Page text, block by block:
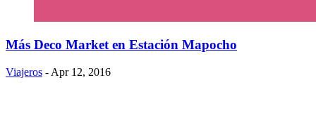
Más Deco Market en Estación Mapocho
Viajeros - Apr 12, 2016